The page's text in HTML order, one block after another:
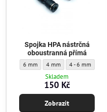
Spojka HPA nástrčná
oboustranná přímá
Spojka HPA nástrčná oboustranná
6 mm Spojka HPA nástrčná
4 mm Spojka HPA
4 - 6 mm
Skladem
150 Kč
Zobrazit